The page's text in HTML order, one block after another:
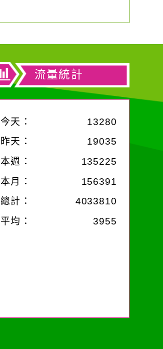
流量統計
今天：
13280
昨天：
19035
本週： 135225
本月：
156391
總計：
4033810
平均：
3955